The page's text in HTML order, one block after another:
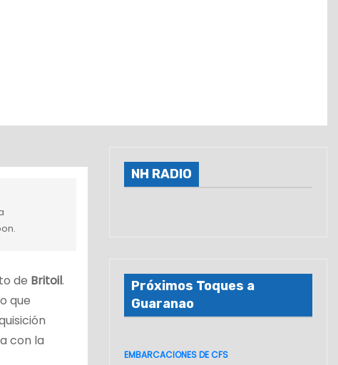
de Britoil.
que
con la
NH RADIO
Próximos Toques a
Guaranao
EMBARCACIONES DE CFS